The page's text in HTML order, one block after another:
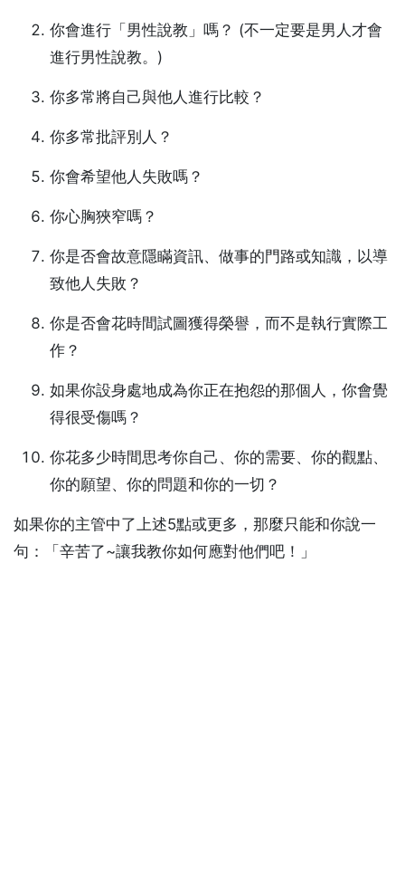
你會進行「男性說教」嗎？ (不一定要是男人才會
進行男性說教。)
你多常將自己與他人進行比較？
你多常批評別人？
你會希望他人失敗嗎？
你心胸狹窄嗎？
你是否會故意隱瞞資訊、做事的門路或知識，以導
致他人失敗？
你是否會花時間試圖獲得榮譽，而不是執行實際工
作？
如果你設身處地成為你正在抱怨的那個人，你會覺
得很受傷嗎？
你花多少時間思考你自己、你的需要、你的觀點、
你的願望、你的問題和你的一切？
如果你的主管中了上述5點或更多，那麼只能和你說一
句：「辛苦了~讓我教你如何應對他們吧！」